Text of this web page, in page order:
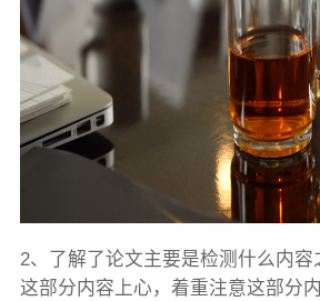
2、了解了论文主要是检测什么内
这部分内容上心，着重注意这部分